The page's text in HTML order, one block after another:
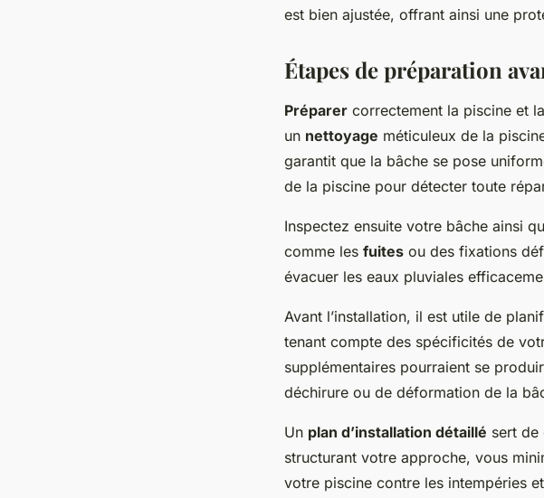
est bien ajustée, offrant ainsi une
Étapes de préparation
Préparer correctement la piscine et
un nettoyage méticuleux de la
garantit que la bâche se pose
de la piscine pour détecter toute
Inspectez ensuite votre bâche ainsi
comme les fuites ou des fixations
évacuer les eaux pluviales
Avant l’installation, il est utile de
tenant compte des spécificités de
supplémentaires pourraient se
déchirure ou de déformation de la
Un plan d’installation détaillé sert de
structurant votre approche, vous
votre piscine contre les intempéries